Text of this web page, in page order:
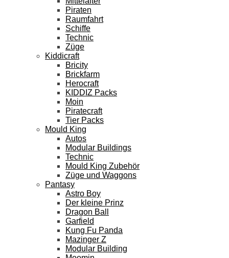
Piraten
Raumfahrt
Schiffe
Technic
Züge
Kiddicraft
Bricity
Brickfarm
Herocraft
KIDDIZ Packs
Moin
Piratecraft
Tier Packs
Mould King
Autos
Modular Buildings
Technic
Mould King Zubehör
Züge und Waggons
Pantasy
Astro Boy
Der kleine Prinz
Dragon Ball
Garfield
Kung Fu Panda
Mazinger Z
Modular Building